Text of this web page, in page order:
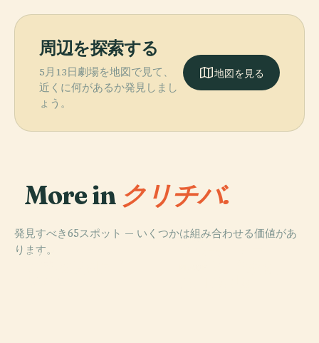
周辺を探索する
5月13日劇場を地図で見て、
近くに何があるか発見しまし
ょう。
地図を見る
More in クリチバ.
発見すべき65スポット — いくつかは組み合わせる価値があ
ります。
PLACE
PLACE
PLACE